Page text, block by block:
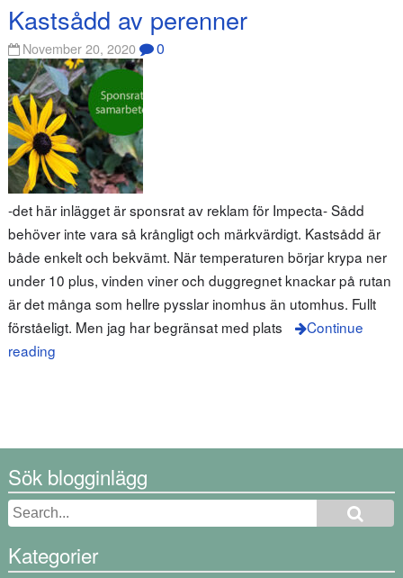
Kastsådd av perenner
November 20, 2020 0
-det här inlägget är sponsrat av reklam för Impecta- Sådd
behöver inte vara så krångligt och märkvärdigt. Kastsådd är
både enkelt och bekvämt. När temperaturen börjar krypa ner
under 10 plus, vinden viner och duggregnet knackar på rutan
är det många som hellre pysslar inomhus än utomhus. Fullt
förståeligt. Men jag har begränsat med plats
Continue
reading
Sök blogginlägg
Kategorier